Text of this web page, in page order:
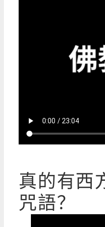
真的有西
咒語？